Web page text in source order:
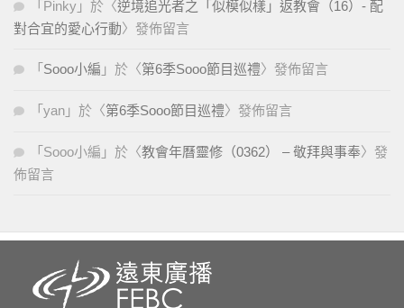
「 Pinky 」於〈逆境追光者之「似模似樣」返教會（16）- 配
對合宜的愛心行動〉發佈留言
「 Sooo小編 」於〈第6季Sooo節目巡禮〉發佈留言
「 yan 」於〈第6季Sooo節目巡禮〉發佈留言
「 Sooo小編 」於〈教會年曆靈修（0362） – 敬拜與事奉〉發
佈留言